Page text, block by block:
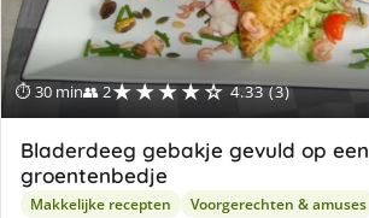
⏱ 30 min👥 2★★★★☆ 4.33 (3)
Bladerdeeg gebakje gevuld op een
groentenbedje
Makkelijke recepten Voorgerechten & amuses